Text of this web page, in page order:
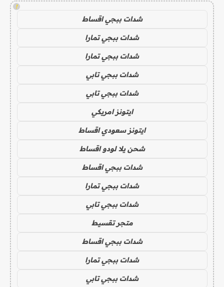
!
شدات ببجي اقساط
شدات ببجي تمارا
شدات ببجي تمارا
شدات ببجي تابي
شدات ببجي تابي
ايتونز امريكي
ايتونز سعودي اقساط
شحن يلا لودو اقساط
شدات ببجي اقساط
شدات ببجي تمارا
شدات ببجي تابي
متجر تقسيط
شدات ببجي اقساط
شدات ببجي تمارا
شدات ببجي تابي